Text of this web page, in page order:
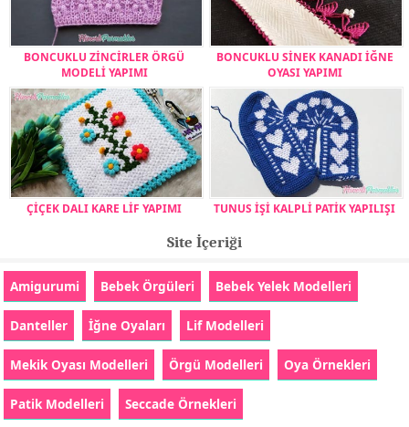
BONCUKLU ZİNCİRLER ÖRGÜ
MODELİ YAPIMI
BONCUKLU SİNEK KANADI İĞNE
OYASI YAPIMI
ÇİÇEK DALI KARE LİF YAPIMI TUNUS İŞİ KALPLİ PATİK YAPILIŞI
Site İçeriği
Amigurumi Bebek Örgüleri Bebek Yelek Modelleri
Danteller İğne Oyaları Lif Modelleri
Mekik Oyası Modelleri Örgü Modelleri Oya Örnekleri
Patik Modelleri Seccade Örnekleri